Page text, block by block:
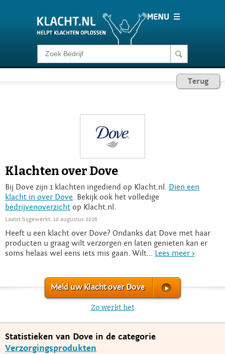
Klacht melden
Login
Terug
Klachten over Dove
Bij Dove zijn 1 klachten ingediend op Klacht.nl. Dien een
klacht in over Dove . Bekijk ook het volledige
bedrijvenoverzicht op Klacht.nl.
Laatst bijgewerkt: 10 augustus 2026
Heeft u een klacht over Dove? Ondanks dat Dove met haar
producten u graag wilt verzorgen en laten genieten kan er
soms helaas wel eens iets mis gaan. Wilt... Lees meer >
Meld uw Klacht over Dove
Zo werkt het
Statistieken van Dove in de categorie
Verzorgingsprodukten